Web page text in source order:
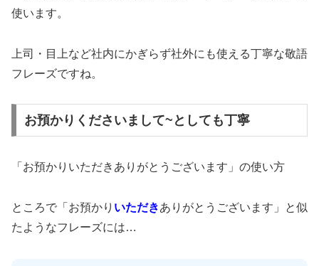
使います。
上司・目上など社内にかぎらず社外にも使える丁寧な敬語
フレーズですね。
お預かりくださいまして~としても丁寧
「お預かりいただきありがとうございます」の使い方
ところで「お預かり いただきありがとうございます」と似
たようなフレーズには…